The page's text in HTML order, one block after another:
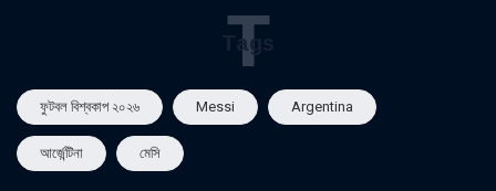
Tags
T
ফুটবল বিশ্বকাপ ২০২৬ Messi Argentina
আর্জেন্টিনা মেসি